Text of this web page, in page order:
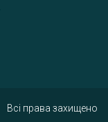
Всі права захищено